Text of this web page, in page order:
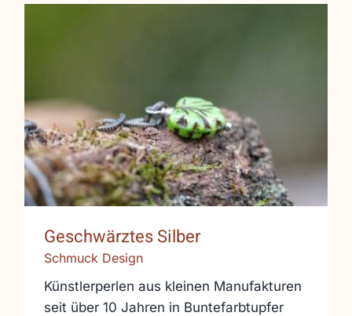
Geschwärztes Silber
Geschwärztes Silber
Schmuck Design
Künstlerperlen aus kleinen Manufakturen
seit über 10 Jahren in Buntefarbtupfer